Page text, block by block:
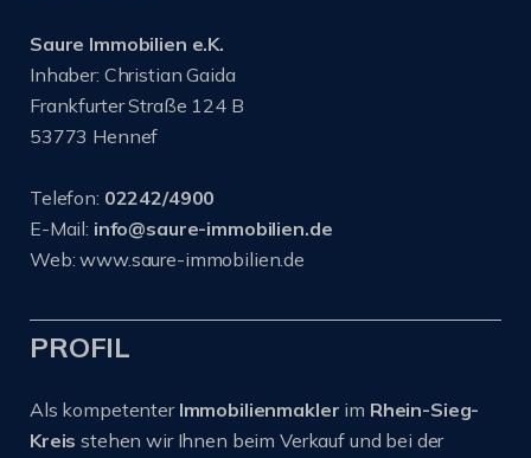
Saure Immobilien e.K.
Inhaber: Christian Gaida
Frankfurter Straße 124 B
53773 Hennef
Telefon: 02242/4900
E-Mail: info@saure-immobilien.de
Web: www.saure-immobilien.de
PROFIL
Als kompetenter Immobilienmakler im Rhein-Sieg-
Kreisstehen wir Ihnen beim Verkauf und bei der